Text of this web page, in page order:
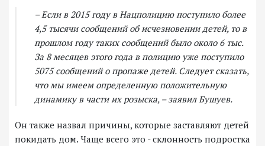
– Если в 2015 году в Нацполицию поступило более
4,5 тысячи сообщений об исчезновении детей, то в
прошлом году таких сообщений было около 6 тыс.
За 8 месяцев этого года в полицию уже поступило
5075 сообщений о пропаже детей. Следует сказать,
что мы имеем определенную положительную
динамику в части их розыска, – заявил Бушуев.
Он также назвал причины, которые заставляют детей
покидать дом. Чаще всего это - склонность подростка